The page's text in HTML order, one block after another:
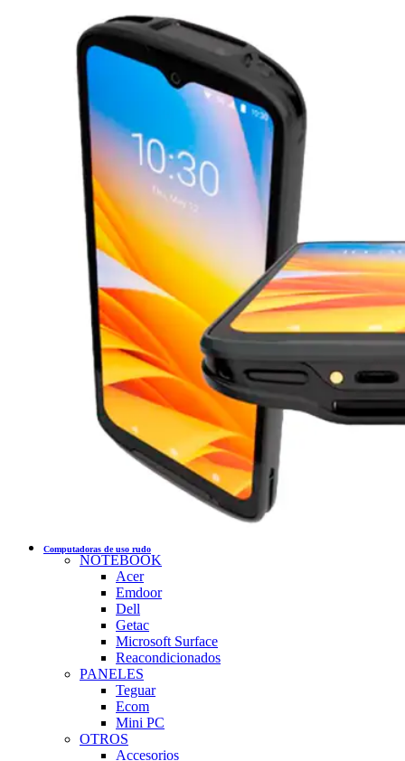
Computadoras de uso rudo
NOTEBOOK
Acer
Emdoor
Dell
Getac
Microsoft Surface
Reacondicionados
PANELES
Teguar
Ecom
Mini PC
OTROS
Accesorios